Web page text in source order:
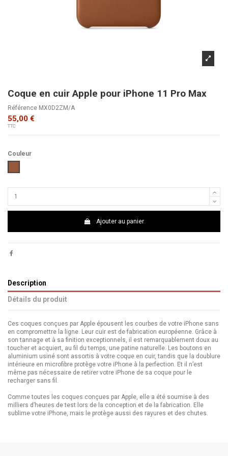
Coque en cuir Apple pour iPhone 11 Pro Max
Référence MX0D2ZM/A
55,00 €
TTC
Couleur
Ajouter au panier
Description
Détails du produit
Ces coques conçues par Apple épousent les courbes de votre iPhone sans
en compromettre la ligne. Leur cuir est de fabrication européenne. Grâce à
son tannage et à sa finition exceptionnels, il est remarquablement doux au
toucher et acquiert, au fil du temps, une patine naturelle. Les boutons en
aluminium usiné sont assortis à votre coque en cuir, tandis que la doublure
intérieure en microfibre protège votre iPhone à la perfection. Et il n’est
même pas nécessaire de retirer votre iPhone de sa coque pour le
recharger sans fil.
Comme toutes les coques conçues par Apple, elle a été soumise à des
milliers d’heures de test lors de la conception et de la fabrication. Elle
sublime votre iPhone, mais le protège aussi des rayures et des chutes.